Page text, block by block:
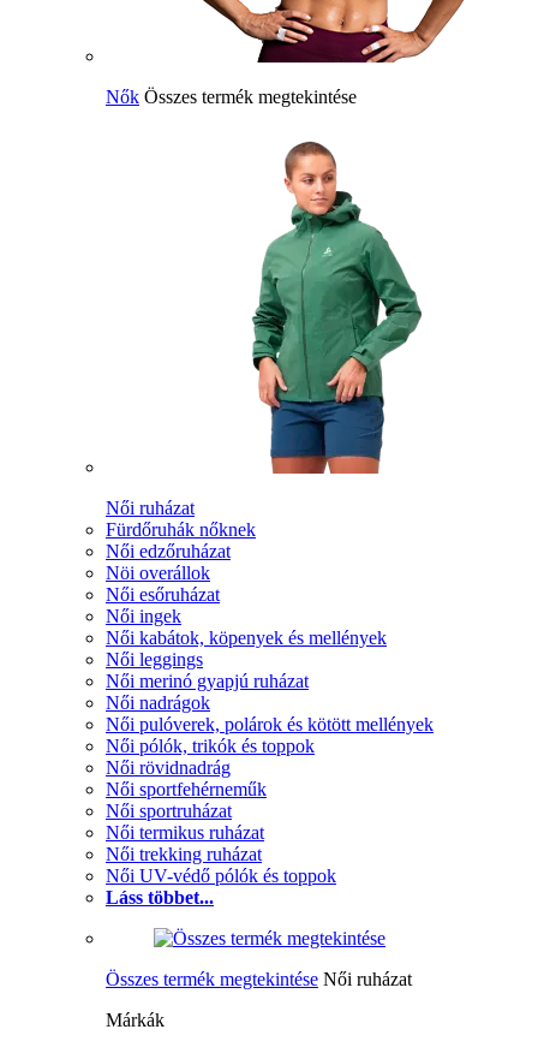
Nők Összes termék megtekintése
Női ruházat
Fürdőruhák nőknek
Női edzőruházat
Nöi overállok
Női esőruházat
Női ingek
Női kabátok, köpenyek és mellények
Női leggings
Női merinó gyapjú ruházat
Női nadrágok
Női pulóverek, polárok és kötött mellények
Női pólók, trikók és toppok
Női rövidnadrág
Női sportfehérneműk
Női sportruházat
Női termikus ruházat
Női trekking ruházat
Női UV-védő pólók és toppok
Láss többet...
Összes termék megtekintése Női ruházat
Márkák